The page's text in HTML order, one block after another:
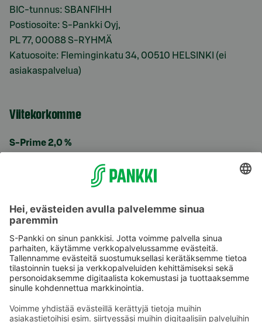
BIC-tunnus: SBANFIHH
Postiosoite: S-Pankki Oyj,
PL 77, 00088 S-RYHMÄ
Katuosoite: Fleminginkatu 34, 00510 HELSINKI (ei
asiakaspalvelua)
Viitekorkomme
S-Prime 2,0 %
Käyttöehdot